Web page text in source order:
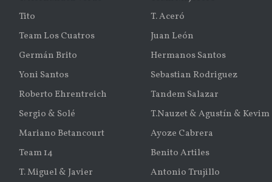
Tito
T. Aceró
Team Los Cuatros
Juan León
Germán Brito
Hermanos Santos
Yoni Santos
Sebastian Rodriguez
Roberto Ehrentreich
Tandem Salazar
Sergio & Solé
T.Nauzet & Agustín & Kevim
Mariano Betancourt
Ayoze Cabrera
Team 14
Benito Artiles
T. Miguel & Javier
Antonio Trujillo